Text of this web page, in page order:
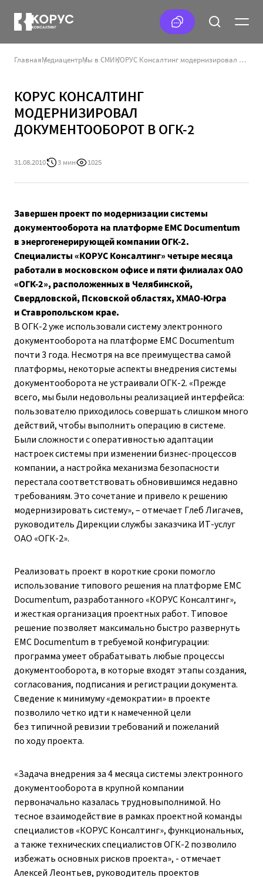
ГлавнаяМедиацентрМы в СМИ КОРУС Консалтинг модернизировал документооборот в ОГК-2
КОРУС КОНСАЛТИНГ
МОДЕРНИЗИРОВАЛ
ДОКУМЕНТООБОРОТ В ОГК-2
31.08.2010 3 мин 1025
Завершен проект по модернизации системы
документооборота на платформе EMC Documentum
в энергогенерирующей компании ОГК-2.
Специалисты «КОРУС Консалтинг» четыре месяца
работали в московском офисе и пяти филиалах ОАО
«ОГК-2», расположенных в Челябинской,
Свердловской, Псковской областях, ХМАО-Югра
и Ставропольском крае.
В ОГК-2 уже использовали систему электронного
документооборота на платформе EMC Documentum
почти 3 года. Несмотря на все преимущества самой
платформы, некоторые аспекты внедрения системы
документооборота не устраивали ОГК-2. «Прежде
всего, мы были недовольны реализацией интерфейса:
пользователю приходилось совершать слишком много
действий, чтобы выполнить операцию в системе.
Были сложности с оперативностью адаптации
настроек системы при изменении бизнес-процессов
компании, а настройка механизма безопасности
перестала соответствовать обновившимся недавно
требованиям. Это сочетание и привело к решению
модернизировать систему», – отмечает Глеб Лигачев,
руководитель Дирекции службы заказчика ИТ-услуг
ОАО «ОГК-2».
Реализовать проект в короткие сроки помогло
использование типового решения на платформе EMC
Documentum, разработанного «КОРУС Консалтинг»,
и жесткая организация проектных работ. Типовое
решение позволяет максимально быстро развернуть
EMC Documentum в требуемой конфигурации:
программа умеет обрабатывать любые процессы
документооборота, в которые входят этапы создания,
согласования, подписания и регистрации документа.
Сведение к минимуму «демократии» в проекте
позволило четко идти к намеченной цели
без типичной ревизии требований и пожеланий
по ходу проекта.
«Задача внедрения за 4 месяца системы электронного
документооборота в крупной компании
первоначально казалась трудновыполнимой. Но
тесное взаимодействие в рамках проектной команды
специалистов «КОРУС Консалтинг», функциональных,
а также технических специалистов ОГК-2 позволило
избежать основных рисков проекта», - отмечает
Алексей Леонтьев, руководитель проектов